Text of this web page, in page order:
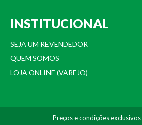
INSTITUCIONAL
SEJA UM REVENDEDOR
QUEM SOMOS
LOJA ONLINE (VAREJO)
Preços e condições